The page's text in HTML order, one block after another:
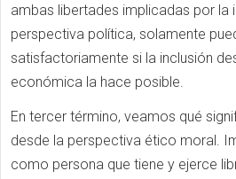
ambas libertades implicadas por la
perspectiva política, solamente
satisfactoriamente si la inclusión
económica la hace posible.
En tercer término, veamos qué
desde la perspectiva ético moral.
como persona que tiene y ejerce